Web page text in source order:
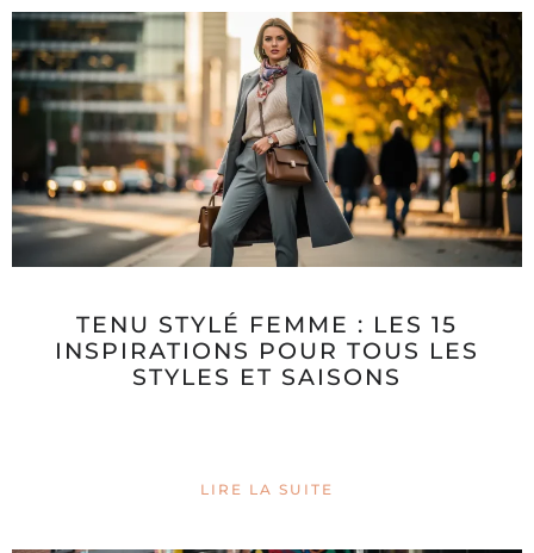
TENU STYLÉ FEMME : LES 15
INSPIRATIONS POUR TOUS LES
STYLES ET SAISONS
LIRE LA SUITE